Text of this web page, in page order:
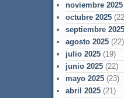
noviembre 2025
octubre 2025
septiembre 2025
agosto 2025(22)
julio 2025(19)
junio 2025(22)
mayo 2025(23)
abril 2025(21)